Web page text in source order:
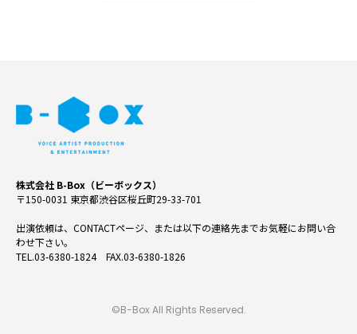
株式会社 B-Box（ビーボックス）
〒150-0031 東京都渋谷区桜丘町29-33-701
出演依頼は、CONTACTページ、または以下の連絡先までお気軽にお問い合
わせ下さい。
TEL.03-6380-1824 FAX.03-6380-1826
©B-Box All Rights Reserved.